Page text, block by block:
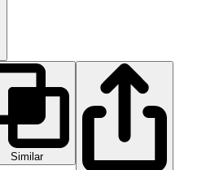
Similar